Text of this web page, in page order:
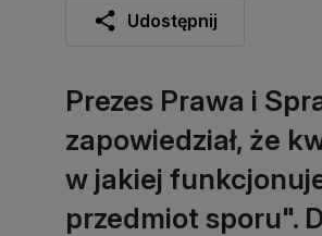
Udostępnij
Prezes Prawa i
zapowiedział, że
w jakiej
przedmiot sporu".